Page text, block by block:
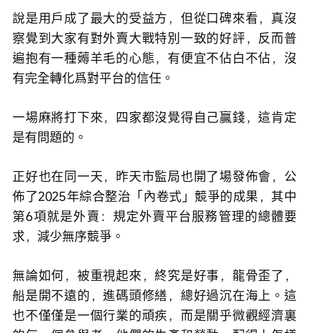
說是用戶成了最大的受益方，但從口碑來看，真沒
察覺到大家有對外賣大戰特別一致的好評，反而普
遍抱有一種薅羊毛的心態，有便宜不佔白不佔，沒
有完全轉化爲對平台的信任。
一場麻將打下來，四家都沒覺得自己贏錢，這肯定
是有問題的。
正好也在同一天，昨天市監局也開了場發佈會，公
佈了2025年綜合整治「內卷式」競爭的成果，其中
第6項就是外賣：規定外賣平台服務管理的總體要
求，減少無序競爭。
無論如何，被重視起來，終究是好事，龍骨歪了，
船是開不遠的，進碼頭修繕，總好過沉在海上。這
也不僅僅是一個行業的頑疾，而是關乎微觀經濟裏